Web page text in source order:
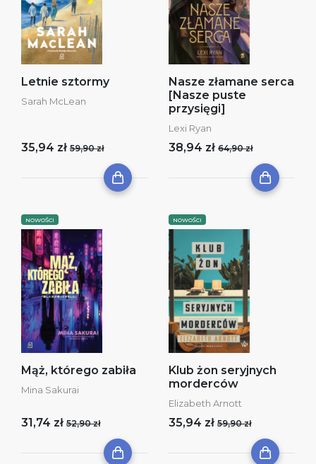
Letnie sztormy
Sarah McLean
35,94 zł 59,90 zł
Nasze złamane serca
[Nasze puste
przysięgi]
Lexi Ryan
38,94 zł 64,90 zł
NOWOŚCI
Mąż, którego zabiła
Mina Sakurai
31,74 zł 52,90 zł
NOWOŚCI
Klub żon seryjnych
morderców
Elizabeth Arnott
35,94 zł 59,90 zł